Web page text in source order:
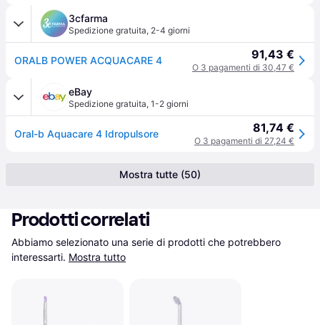
3cfarma
Spedizione gratuita, 2-4 giorni
ORALB POWER ACQUACARE 4 91,43 €
O 3 pagamenti di 30,47 €
eBay
Spedizione gratuita, 1-2 giorni
Oral-b Aquacare 4 Idropulsore 81,74 €
O 3 pagamenti di 27,24 €
Mostra tutte (50)
Prodotti correlati
Abbiamo selezionato una serie di prodotti che potrebbero
interessarti. Mostra tutto